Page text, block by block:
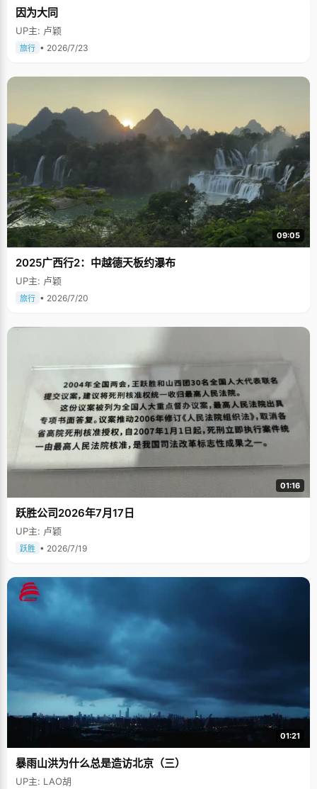
因为大同
UP主: 卢颖
旅行 • 2026/7/23
09:05
2025广西行2：中越德天板约瀑布
UP主: 卢颖
旅行 • 2026/7/20
01:16
跃胜公司2026年7月17日
UP主: 卢颖
跃胜 • 2026/7/19
01:21
暴雨山洪为什么总是造访北京（三）
UP主: LAO胡